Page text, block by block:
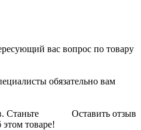
вас вопрос по товару
обязательно вам
Оставить отзыв
Станьте
товаре!